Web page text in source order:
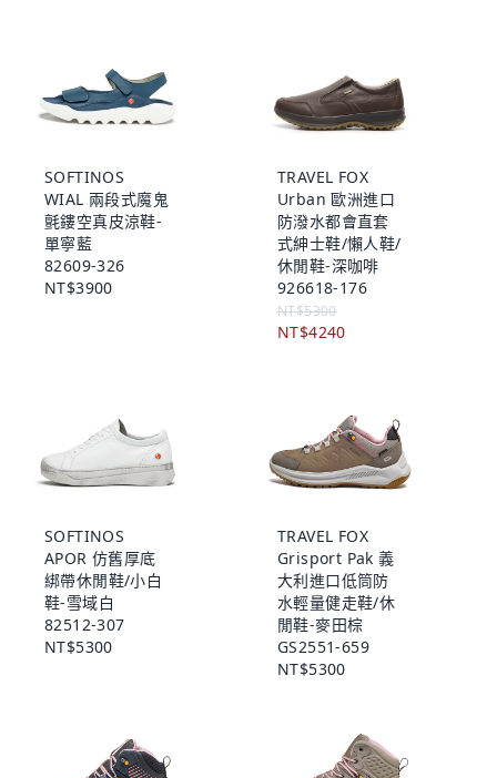
SOFTINOS
WIAL 兩段式魔鬼
氈鏤空真皮涼鞋-
單寧藍
82609-326
NT$3900
TRAVEL FOX
Urban 歐洲進口
防潑水都會直套
式紳士鞋/懶人鞋/
休閒鞋-深咖啡
926618-176
NT$5300
NT$4240
SOFTINOS
APOR 仿舊厚底
綁帶休閒鞋/小白
鞋-雪域白
82512-307
NT$5300
TRAVEL FOX
Grisport Pak 義
大利進口低筒防
水輕量健走鞋/休
閒鞋-麥田棕
GS2551-659
NT$5300